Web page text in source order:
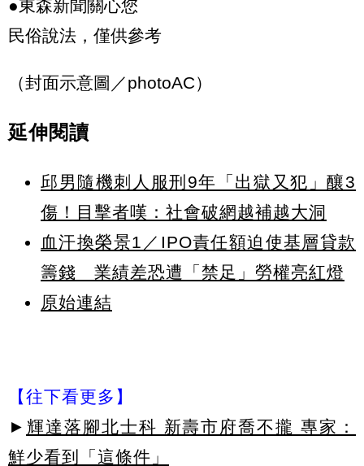
●東森新聞關心您
民俗說法，僅供參考
（封面示意圖／photoAC）
延伸閱讀
邱男隨機刺人服刑9年「出獄又犯」釀3
傷！目擊者嘆：社會破網越補越大洞
血汗換榮景1／IPO責任額迫使基層貸款
籌錢 業績差恐遭「禁足」勞權亮紅燈
原始連結
【往下看更多】
► 輝達落腳北士科 新壽市府喬不攏 專家：
鮮少看到「這條件」